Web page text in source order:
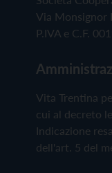
Via Monsignor
P.IVA e C.F.
Vita Trentina
cui al decreto
Indicazione
dell'art. 5 del